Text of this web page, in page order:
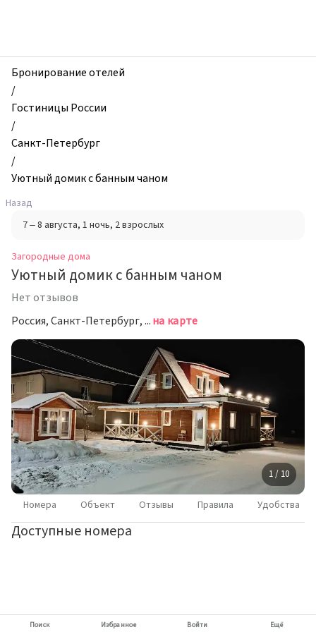
дома,
Уютный
домик
банным
чаном,
Санкт-
Петербург,
Россия
Бронирование отелей
/
Гостиницы России
/
Санкт-Петербург
/
Уютный домик с банным чаном
Назад
7 – 8 августа, 1 ночь, 2 взрослых
Загородные дома
Уютный домик с банным чаном
Нет отзывов
Россия, Санкт-Петербург, Ленинградская область, Ломоносовский район, Оржицкое сельское поселение, деревня Ильино, улица Спирина, 45на карте
1 / 10
Номера Объект Отзывы Правила Удобства
Доступные номера
Поиск Избранное Войти Ещё